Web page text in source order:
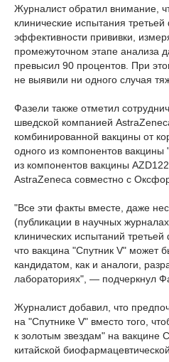
Журналист обратил внимание,
клинические испытания
эффективности прививки,
промежуточном этапе анализа
превысил 90 процентов. При
не выявили ни одного случая
Фазели также отметил
шведской компанией
комбинированной вакцины от
одного из компонентов вакцины
из компонентов вакцины
AstraZeneca совместно с
"Все эти факты вместе, даже
(публикации в научных
клинических испытаний
что вакцина "Спутник V" может
кандидатом, как и аналоги,
лабораториях", — подчеркнул
Журналист добавил, что
на "Спутнике V" вместо того,
к золотым звездам" на вакцине
китайской